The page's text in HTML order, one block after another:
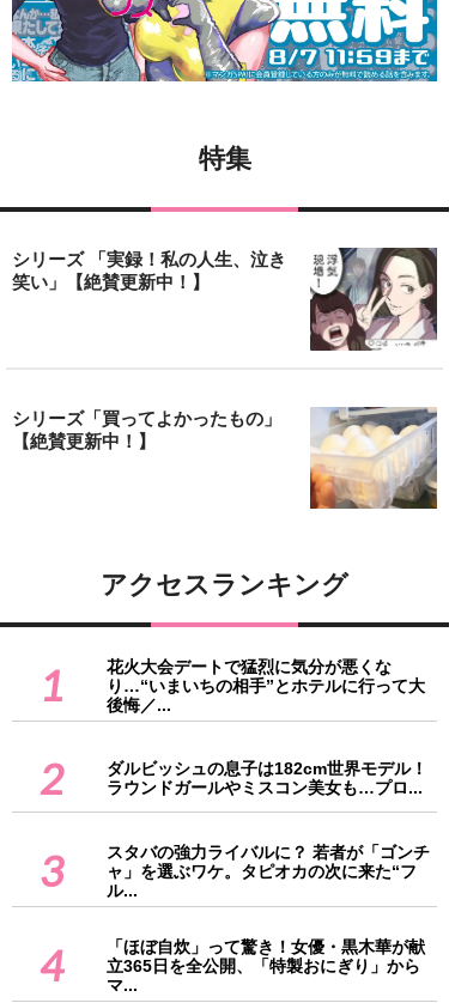
特集
シリーズ 「実録！私の人生、泣き
笑い」【絶賛更新中！】
シリーズ「買ってよかったもの」
【絶賛更新中！】
アクセスランキング
1
花火大会デートで猛烈に気分が悪くな
り…“いまいちの相手”とホテルに行って大
後悔／...
2
ダルビッシュの息子は182cm世界モデル！
ラウンドガールやミスコン美女も…プロ...
3
スタバの強力ライバルに？ 若者が「ゴンチ
ャ」を選ぶワケ。タピオカの次に来た“フ
ル...
4
「ほぼ自炊」って驚き！女優・黒木華が献
立365日を全公開、「特製おにぎり」から
マ...